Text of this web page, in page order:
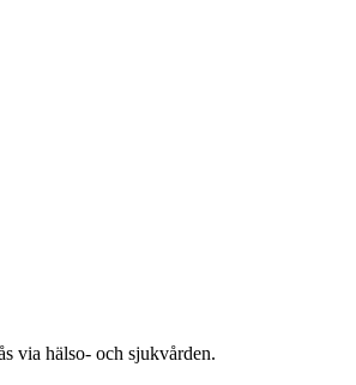
via hälso- och sjukvården.